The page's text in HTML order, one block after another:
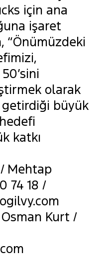
için ana
işaret
“Önümüzdeki
olarak
getirdiği büyük
katkı
Mehtap
74 18 /
Kurt /